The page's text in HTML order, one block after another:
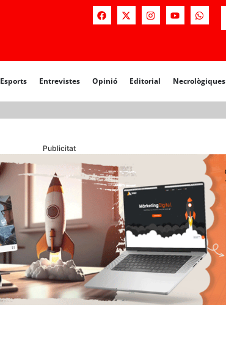
Esports Entrevistes Opinió Editorial Necrològiques
Opinió Editorial Necrològiques
Publicitat